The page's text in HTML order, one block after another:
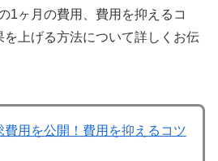
1ヶ月の費用、費用を抑えるコ
上げる方法について詳しくお伝
用を公開！費用を抑えるコツ